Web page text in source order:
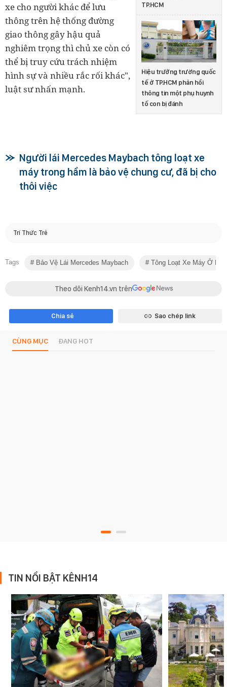
TP.HCM
Hiệu trưởng trường quốc
tế ở TP.HCM phản hồi
thông tin một phụ huynh
tố con bị đánh
xe cho người khác để lưu
thông trên hệ thống đường
giao thông gây hậu quả
nghiêm trọng thì chủ xe còn có
thể bị truy cứu trách nhiệm
hình sự và nhiều rắc rối khác",
luật sư nhấn mạnh.
Người lái Mercedes Maybach tông loạt xe
máy trong hầm là bảo vệ chung cư, đã bị cho
thôi việc
Trí Thức Trẻ
Tags Bảo Vệ Lái Mercedes Maybach Tông Loạt Xe Máy Ở
Theo dõi Kenh14.vn trên
Chia sẻ Sao chép link
CÙNG MỤC ĐANG HOT
TIN NỔI BẬT KÊNH14